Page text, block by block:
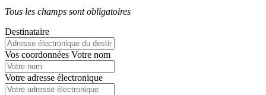
Tous les champs sont obligatoires
Destinataire
Vos coordonnées Votre nom
Votre adresse électronique